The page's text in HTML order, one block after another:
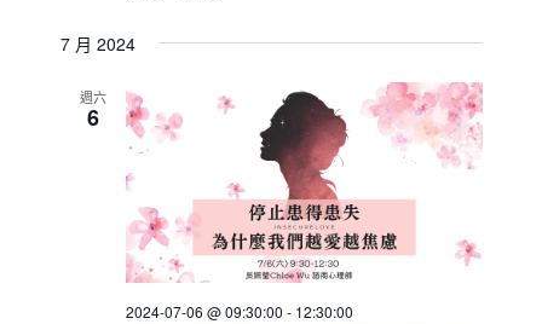
7 月 2024
週六
6
2024-07-06 @ 09:30:00 - 12:30:00